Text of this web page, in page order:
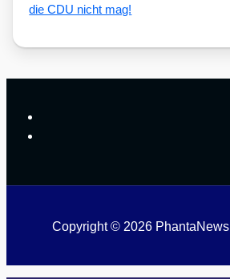
die CDU nicht mag!
Copyright © 2026 PhantaNews